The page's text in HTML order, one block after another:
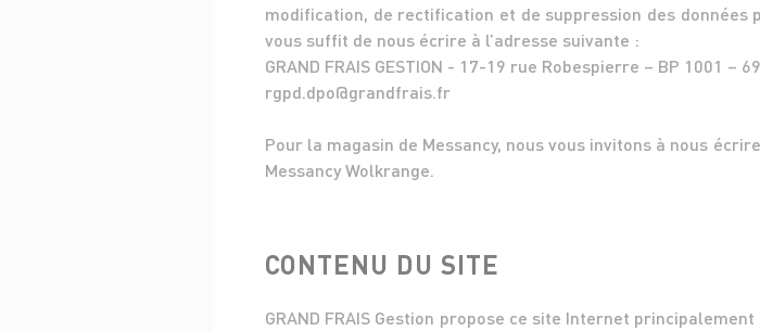
modification, de rectification et de suppression des
vous suffit de nous écrire à l’adresse suivante :
GRAND FRAIS GESTION - 17-19 rue Robespierre – BP 1001 –
rgpd.dpo@grandfrais.fr
Pour la magasin de Messancy, nous vous invitons à nous écrire
Messancy Wolkrange.
CONTENU DU SITE
GRAND FRAIS Gestion propose ce site Internet